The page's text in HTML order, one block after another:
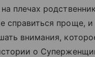
плечах
справиться проще, и
внимания,
о